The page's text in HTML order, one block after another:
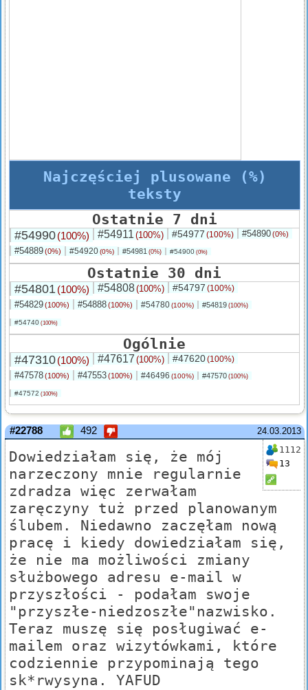
Najczęściej plusowane (%)
teksty
Ostatnie 7 dni
#54990(100%) #54911 (100%) #54977 (100%) #54890(0%)
#54889(0%) #54920(0%) #54981 (0%) #54900 (0%)
Ostatnie 30 dni
#54801(100%) #54808(100%) #54797 (100%)
#54829(100%) #54888(100%) #54780(100%) #54819 (100%)
#54740 (100%)
Ogólnie
#47310(100%) #47617 (100%) #47620(100%)
#47578(100%) #47553(100%) #46496 (100%) #47570 (100%)
#47572 (100%)
24.03.2013
#22788 492
1112
13
Dowiedziałam się, że mój
narzeczony mnie regularnie
zdradza więc zerwałam
zaręczyny tuż przed planowanym
ślubem. Niedawno zaczęłam nową
pracę i kiedy dowiedziałam się,
że nie ma możliwości zmiany
służbowego adresu e-mail w
przyszłości - podałam swoje
"przyszłe-niedzoszłe"nazwisko.
Teraz muszę się posługiwać e-
mailem oraz wizytówkami, które
codziennie przypominają tego
sk*rwysyna. YAFUD